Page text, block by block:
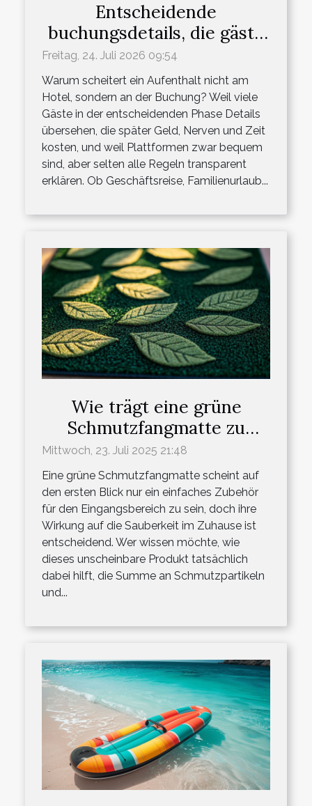
Entscheidende
buchungsdetails, die gäste
oft übersehen
Freitag, 24. Juli 2026 09:54
Warum scheitert ein Aufenthalt nicht am
Hotel, sondern an der Buchung? Weil viele
Gäste in der entscheidenden Phase Details
übersehen, die später Geld, Nerven und Zeit
kosten, und weil Plattformen zwar bequem
sind, aber selten alle Regeln transparent
erklären. Ob Geschäftsreise, Familienurlaub...
Wie trägt eine grüne
Schmutzfangmatte zu
einem sauberen Zuhause
bei?
Mittwoch, 23. Juli 2025 21:48
Eine grüne Schmutzfangmatte scheint auf
den ersten Blick nur ein einfaches Zubehör
für den Eingangsbereich zu sein, doch ihre
Wirkung auf die Sauberkeit im Zuhause ist
entscheidend. Wer wissen möchte, wie
dieses unscheinbare Produkt tatsächlich
dabei hilft, die Summe an Schmutzpartikeln
und...